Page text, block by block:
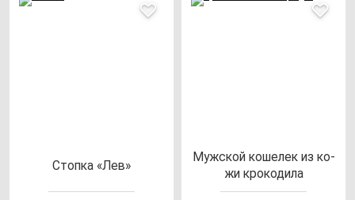
Стоп­ка «Лев»
Муж­ской ко­ше­лек из ко­
жи кро­ко­ди­ла